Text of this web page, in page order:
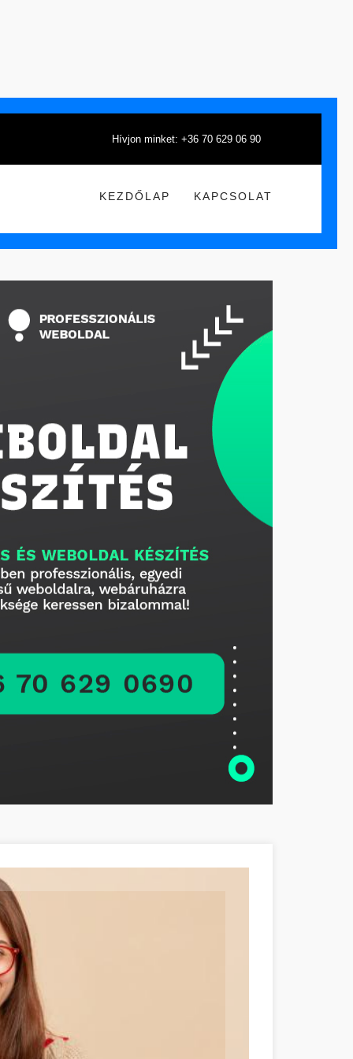
Hívjon minket: +36 70 629 06 90
KEZDŐLAP KAPCSOLAT